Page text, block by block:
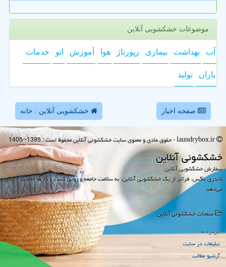
موضوعات خشکشویی آنلاین
آب بهداشت بیماری رپورتاژ هوا آموزش اتو خدمات
باران تولید
صفحه اخبار خشکشویی آنلاین : خانه
خشكشوئی آنلاین
سفارش خشکشویی آنلاین
لاندری باکس، فراتر از یک خشکشویی آنلاین، به سلامت جامعه و رونق کسب و کارها اهمیت
می‌دهد
صفحات خشكشوئی آنلاین
درباره ما
تبلیغات در سایت
آرشیو مطالب